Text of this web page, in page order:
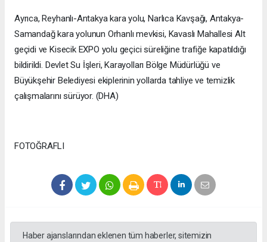
Ayrıca, Reyhanlı-Antakya kara yolu, Narlıca Kavşağı, Antakya-
Samandağ kara yolunun Orhanlı mevkisi, Kavaslı Mahallesi Alt
geçidi ve Kisecik EXPO yolu geçici süreliğine trafiğe kapatıldığı
bildirildi. Devlet Su İşleri, Karayolları Bölge Müdürlüğü ve
Büyükşehir Belediyesi ekiplerinin yollarda tahliye ve temizlik
çalışmalarını sürüyor. (DHA)
FOTOĞRAFLI
Haber ajanslarından eklenen tüm haberler, sitemizin